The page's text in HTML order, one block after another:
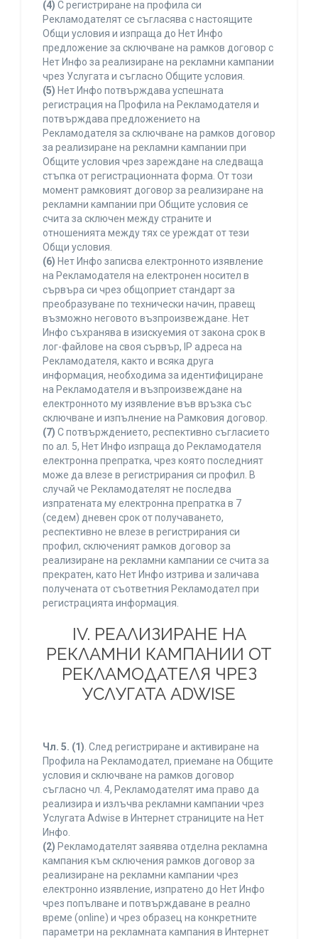
(4) С регистриране на профила си
Рекламодателят се съгласява с настоящите
Общи условия и изпраща до Нет Инфо
предложение за сключване на рамков договор с
Нет Инфо за реализиране на рекламни кампании
чрез Услугата и съгласно Общите условия.
(5) Нет Инфо потвърждава успешната
регистрация на Профила на Рекламодателя и
потвърждава предложението на
Рекламодателя за сключване на рамков договор
за реализиране на рекламни кампании при
Общите условия чрез зареждане на следваща
стъпка от регистрационната форма. От този
момент рамковият договор за реализиране на
рекламни кампании при Общите условия се
счита за сключен между страните и
отношенията между тях се уреждат от тези
Общи условия.
(6) Нет Инфо записва електронното изявление
на Рекламодателя на електронен носител в
сървъра си чрез общоприет стандарт за
преобразуване по технически начин, правещ
възможно неговото възпроизвеждане. Нет
Инфо съхранява в изискуемия от закона срок в
лог-файлове на своя сървър, IP адреса на
Рекламодателя, както и всяка друга
информация, необходима за идентифициране
на Рекламодателя и възпроизвеждане на
електронното му изявление във връзка със
сключване и изпълнение на Рамковия договор.
(7) С потвърждението, респективно съгласието
по ал. 5, Нет Инфо изпраща до Рекламодателя
електронна препратка, чрез която последният
може да влезе в регистрирания си профил. В
случай че Рекламодателят не последва
изпратената му електронна препратка в 7
(седем) дневен срок от получаването,
респективно не влезе в регистрирания си
профил, сключеният рамков договор за
реализиране на рекламни кампании се счита за
прекратен, като Нет Инфо изтрива и заличава
получената от съответния Рекламодател при
регистрацията информация.
IV. РЕАЛИЗИРАНЕ НА
РЕКЛАМНИ КАМПАНИИ ОТ
РЕКЛАМОДАТЕЛЯ ЧРЕЗ
УСЛУГАТА ADWISE
Чл. 5. (1). След регистриране и активиране на
Профила на Рекламодател, приемане на Общите
условия и сключване на рамков договор
съгласно чл. 4, Рекламодателят има право да
реализира и излъчва рекламни кампании чрез
Услугата Adwise в Интернет страниците на Нет
Инфо.
(2) Рекламодателят заявява отделна рекламна
кампания към сключения рамков договор за
реализиране на рекламни кампании чрез
електронно изявление, изпратено до Нет Инфо
чрез попълване и потвърждаване в реално
време (online) и чрез образец на конкретните
параметри на рекламната кампания в Интернет